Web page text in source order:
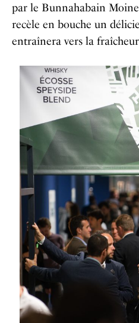
par le Bunnahabain
recèle en bouche un
entraînera vers la